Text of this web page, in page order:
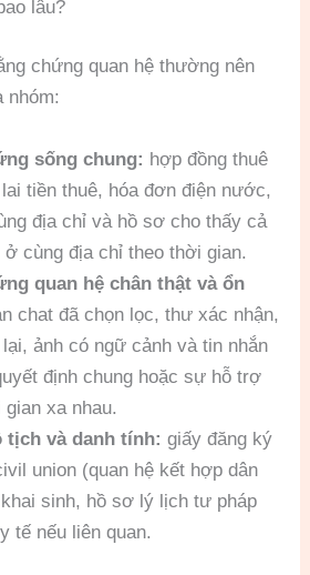
lâu?
chứng quan hệ thường nên
nhóm:
sống chung: hợp đồng thuê
tiền thuê, hóa đơn điện nước,
địa chỉ và hồ sơ cho thấy cả
cùng địa chỉ theo thời gian.
quan hệ chân thật và ổn
chat đã chọn lọc, thư xác nhận,
ảnh có ngữ cảnh và tin nhắn
định chung hoặc sự hỗ trợ
xa nhau.
tịch và danh tính: giấy đăng ký
union (quan hệ kết hợp dân
sinh, hồ sơ lý lịch tư pháp
tế nếu liên quan.